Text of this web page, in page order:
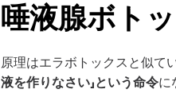
唾液腺ボト
原理はエラボトックスと似て
液を作りなさい」という命令に